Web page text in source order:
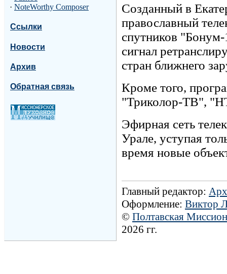
· NoteWorthy Composer
Ссылки
Новости
Архив
Обратная связь
Созданный в
православный
спутников
сигнал
стран ближнего
Кроме того,
"Триколор-ТВ",
Эфирная сеть
Урале, уступая
время новые
Главный редактор:
Оформление: Виктор
© Полтавская
2026 гг.